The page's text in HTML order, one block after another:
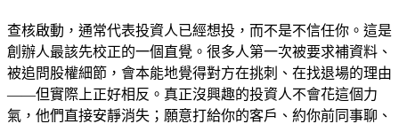
查核啟動，通常代表投資人已經想投，而不是不信任你。這是
創辦人最該先校正的一個直覺。很多人第一次被要求補資料、
被追問股權細節，會本能地覺得對方在挑刺、在找退場的理由
——但實際上正好相反。真正沒興趣的投資人不會花這個力
氣，他們直接安靜消失；願意打給你的客戶、約你前同事聊、